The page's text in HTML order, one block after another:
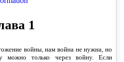
положены в карман
у него зарплата здесь и